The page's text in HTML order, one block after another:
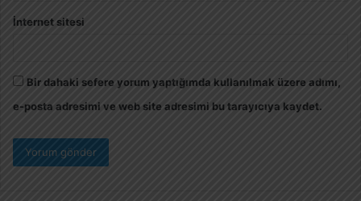
İnternet sitesi
Bir dahaki sefere yorum yaptığımda kullanılmak üzere adımı,
e-posta adresimi ve web site adresimi bu tarayıcıya kaydet.